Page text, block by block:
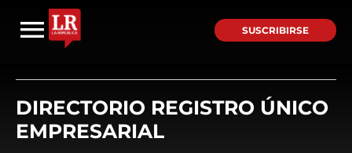
SUSCRIBIRSE
DIRECTORIO REGISTRO ÚNICO
EMPRESARIAL